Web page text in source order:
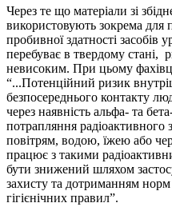
Через те що матеріали зі
використовують зокрема для
пробивної здатності засобів
перебуває в твердому стані,
невисоким. При цьому
“...Потенційний ризик
безпосереднього контакту
через наявність альфа- та
потрапляння радіоактивного
повітрям, водою, їжею або
працює з такими
бути знижений шляхом
захисту та дотриманням норм
гігієнічних правил”.